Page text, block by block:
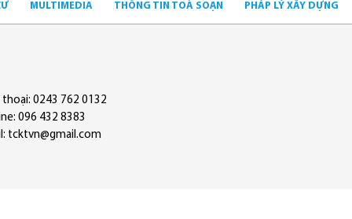
MULTIMEDIA THÔNG TIN TOÀ SOẠN PHÁP LÝ XÂY DỰNG
0243 762 0132
096 432 8383
tcktvn@gmail.com